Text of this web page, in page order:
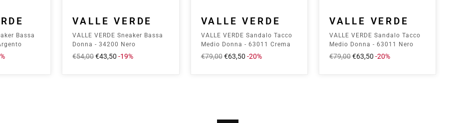
Bassa
VALLE VERDE
VALLE VERDE Sneaker Bassa
Donna - 34200 Nero
Prezzo
€54,00Prezzo
€43,50-19%
VALLE VERDE
VALLE VERDE Sandalo Tacco
Medio Donna - 63011 Crema
Prezzo
€79,00 Prezzo
€63,50 -20%
VALLE VERDE
VALLE VERDE Sandalo Tacco
Medio Donna - 63011 Nero
Prezzo
€79,00 Prezzo
€63,50 -20%